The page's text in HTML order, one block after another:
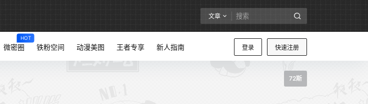
文章
登录 快速注册
微密圈
HOT
铁粉空间 动漫美图 王者专享 新人指南
72斯